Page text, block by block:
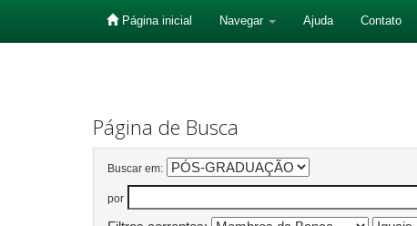
Página inicial Navegar Ajuda Contato
Página de Busca
Buscar em:
por